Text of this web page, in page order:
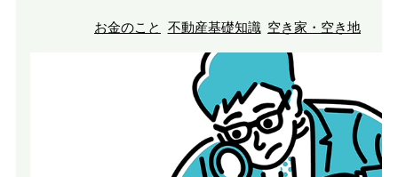
お金のこと 不動産基礎知識 空き家・空き地